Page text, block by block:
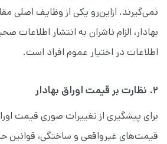
نمی‌گیرند. ازاین‌رو یکی از وظایف اصلی
بهادار، الزام ناشران به انتشار اطلاعات
اطلاعات در اختیار عموم افراد است.
۲. نظارت بر قیمت اوراق بهادار
برای پیشگیری از تغییرات صوری قیمت
قیمت‌های غیرواقعی و ساختگی، قوانین